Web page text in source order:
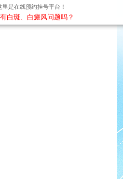
里是在线预约挂号平台！
白斑、白癜风问题吗？